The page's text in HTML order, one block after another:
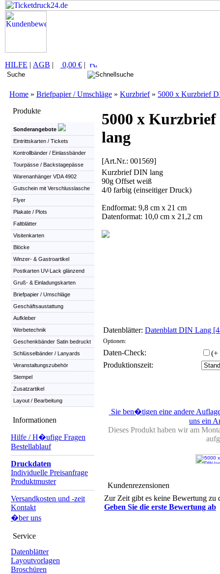
HILFE | AGB | 0,00 € |
Home » Briefpapier / Umschläge » Kurzbrief» 5000 x Kurzbrief
Produkte
Sonderangebote
Eintrittskarten / Tickets
Kontrollbänder / Einlassbänder
Tourpässe / Backstagepässe
Warenanhänger VDA 4902
Gutschein mit Verschlusslasche
Flyer
Plakate / Plots
Faltblätter
Visitenkarten
Blöcke
Winzer- & Gastroartikel
Postkarten UV-Lack glänzend
Gruß- & Einladungskarten
Briefpapier / Umschläge
Geschäftsaustattung
Aufkleber
Werbetechnik
Geschenkbänder Satin bedruckt
Schlüsselbänder / Lanyards
Veranstaltungszubehör
Stempel
Zusatzartikel
Layout / Bearbeitung
Informationen
Hilfe / H�ufige Fragen
Bestellablauf
Druckdaten
Individuelle Preisanfrage
Produktmuster
Versandkosten und -zeit
Kontakt
�ber uns
Service
Datenblätter
Layoutvorlagen
Broschüren
5000 x
lang
[Art.Nr.: 001569]
Kurzbrief DIN lang
90g Offset weiß
4/0 farbig (einseitiger Druck)
Endformat: 9,8 cm x 21 cm
Datenformat: 10,0 cm x 21,2 cm
Datenblätter: Datenblatt DIN Lang
Optionen:
Daten-Check:
(+
Produktionszeit:
Sie ben�tigen eine andere
uns ein
Dieses Produkt haben wir am
Kundenrezensionen
Zur Zeit gibt es keine Bewertung zu
Geben Sie die erste Bewertung ab